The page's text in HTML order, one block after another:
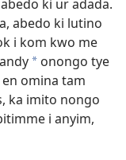
ki ur adada.
abedo ki lutino
i kom kwo me
* onongo tye
en omina tam
ka imito nongo
i anyim,